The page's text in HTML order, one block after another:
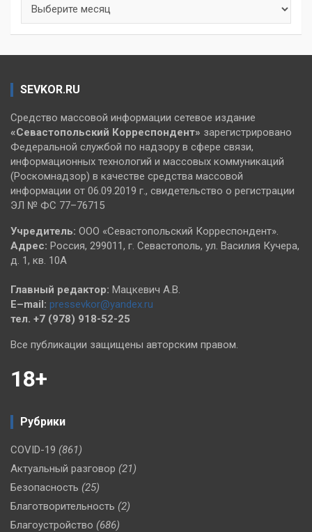
SEVKOR.RU
Средство массовой информации сетевое издание
«Севастопольский Корреспондент» зарегистрировано
Федеральной службой по надзору в сфере связи,
информационных технологий и массовых коммуникаций
(Роскомнадзор) в качестве средства массовой
информации от 06.09.2019 г., свидетельство о регистрации
ЭЛ № ФС 77–76715
Учредитель: ООО «Севастопольский Корреспондент».
Адрес: Россия, 299011, г. Севастополь, ул. Василия Кучера,
д. 1, кв. 10А
Главный редактор: Мацкевич А.В.
E–mail: pressevkor@yandex.ru
тел. +7 (978) 918-52-25
Все публикации защищены авторским правом.
18+
Рубрики
COVID-19 (861)
Актуальный разговор (21)
Безопасность (25)
Благотворительность (2)
Благоустройство (686)